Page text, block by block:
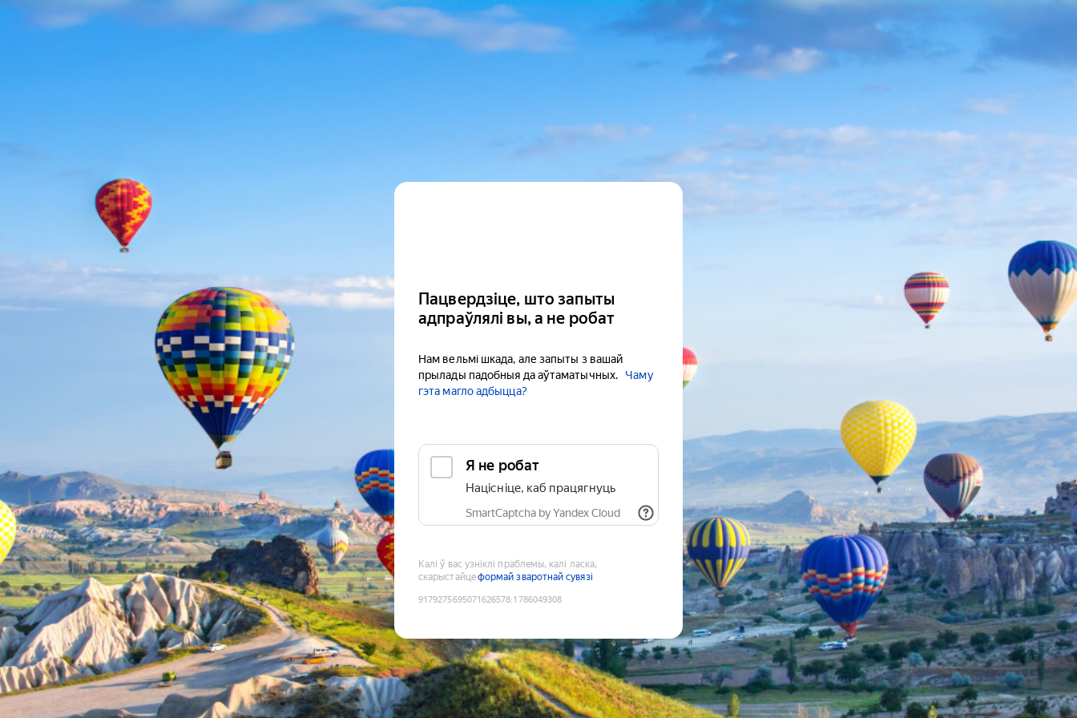
Пацвердзіце, што запыты
адпраўлялі вы, а не робат
Нам вельмі шкада, але запыты з вашай
прылады падобныя да аўтаматычных.
Чаму
гэта магло адбыцца?
Я не робат
Націсніце, каб працягнуць
SmartCaptcha by Yandex Cloud
Калі ў вас узніклі праблемы, калі ласка,
скарыстайцеформай зваротнай сувязі
9179275695071626578:1786049308